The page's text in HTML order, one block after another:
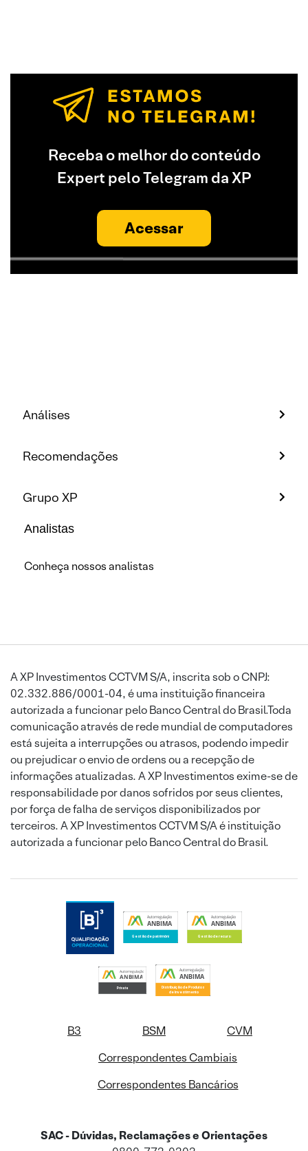
Receba o melhor do conteúdo
Expert pelo Telegram da XP
Acessar
Análises
Recomendações
Grupo XP
Analistas
Conheça nossos analistas
A XP Investimentos CCTVM S/A, inscrita sob o CNPJ:
02.332.886/0001-04, é uma instituição financeira
autorizada a funcionar pelo Banco Central do Brasil.Toda
comunicação através de rede mundial de computadores
está sujeita a interrupções ou atrasos, podendo impedir
ou prejudicar o envio de ordens ou a recepção de
informações atualizadas. A XP Investimentos exime-se de
responsabilidade por danos sofridos por seus clientes,
por força de falha de serviços disponibilizados por
terceiros. A XP Investimentos CCTVM S/A é instituição
autorizada a funcionar pelo Banco Central do Brasil.
B3 BSM
CVM
Correspondentes Cambiais
Correspondentes Bancários
SAC - Dúvidas, Reclamações e Orientações